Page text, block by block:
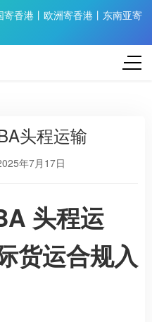
香港丨欧洲寄香港丨东南亚寄
头程运输
年7月17日
头程运
货运合规入